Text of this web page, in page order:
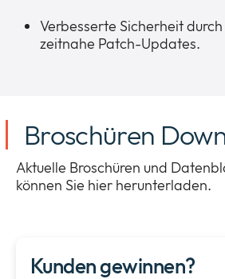
Verbesserte Sicherheit
zeitnahe Patch-Updates.
Broschüren
Aktuelle Broschüren und
können Sie hier herunterladen.
Kunden gewinnen?